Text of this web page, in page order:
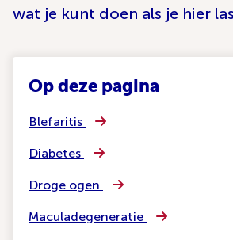
wat je kunt doen als je hier
Op deze pagina
Blefaritis
Diabetes
Droge ogen
Maculadegeneratie